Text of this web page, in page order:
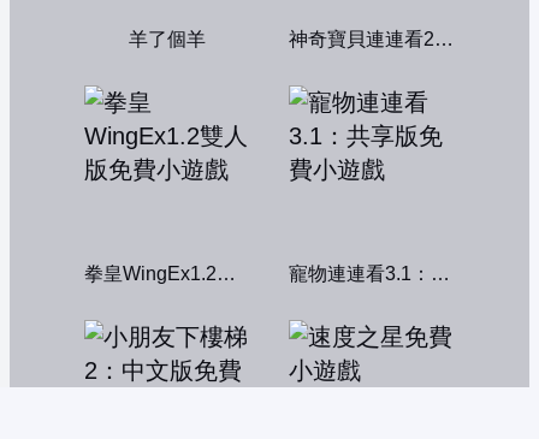
羊了個羊 神奇寶貝連連看2004
拳皇WingEx1.2雙人版 寵物連連看3.1：共享版